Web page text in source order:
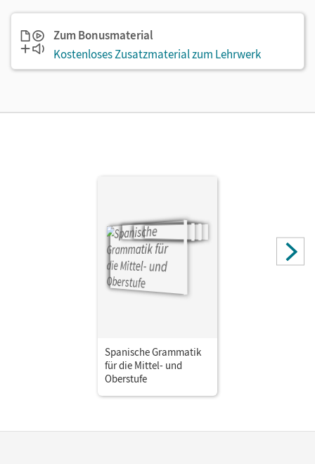
Zum Bonusmaterial
Kostenloses Zusatzmaterial zum Lehrwerk
Spanische Grammatik
für die Mittel- und
Oberstufe